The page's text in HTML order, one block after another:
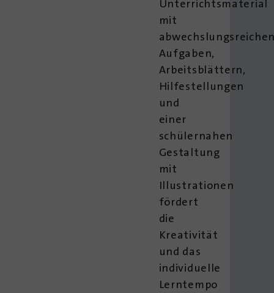
Unterrichtsmaterial
mit
Aufgaben,
Arbeitsblättern,
Hilfestellungen
und
einer
schülernahen
Gestaltung
mit
Illustrationen
fördert
die
Kreativität
und das
individuelle
Lerntempo